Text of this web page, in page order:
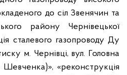
до сіл Звенячин та
району Чернівецької
сталевого газопроводу Ду
м. Чернівці, вул. Головна
«реконструкція